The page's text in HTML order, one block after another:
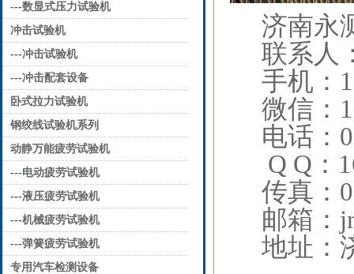
---数显式压力试验机
冲击试验机
---冲击试验机
---冲击配套设备
卧式拉力试验机
钢绞线试验机系列
动静万能疲劳试验机
---电动疲劳试验机
---液压疲劳试验机
---机械疲劳试验机
---弹簧疲劳试验机
专用汽车检测设备
济南永
联系人
手机：
微信：
电话：
Q Q：
传真：
邮箱：
地址：